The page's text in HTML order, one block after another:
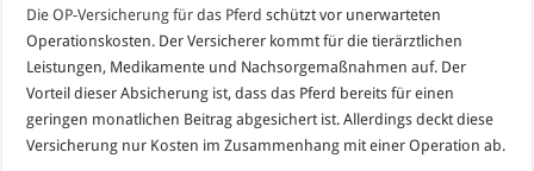
Die OP-Versicherung für das Pferd schützt vor unerwarteten
Operationskosten. Der Versicherer kommt für die tierärztlichen
Leistungen, Medikamente und Nachsorgemaßnahmen auf. Der
Vorteil dieser Absicherung ist, dass das Pferd bereits für einen
geringen monatlichen Beitrag abgesichert ist. Allerdings deckt diese
Versicherung nur Kosten im Zusammenhang mit einer Operation ab.